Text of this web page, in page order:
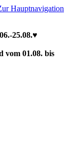
Hauptnavigation
25.08.♥
vom 01.08. bis